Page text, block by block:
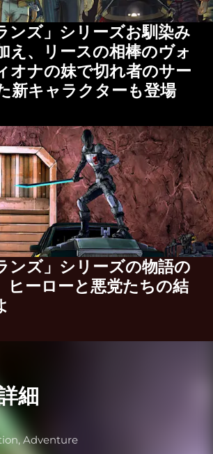
ンズ」シリーズお馴染み
え、リースの相棒のヴォ
オナの妹で切れ者のサー
新キャラクターも登場
ンズ」シリーズの物語の
ヒーローと悪党たちの結
細
ンルAdventure